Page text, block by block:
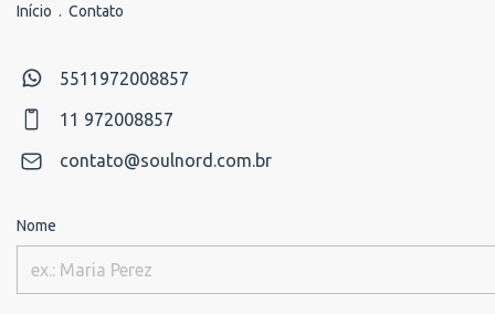
Início . Contato
5511972008857
11 972008857
contato@soulnord.com.br
Nome